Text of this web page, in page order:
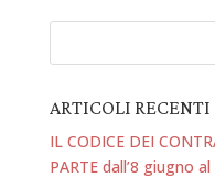
ARTICOLI RECENTI
IL CODICE DEI
PARTE dall’8 giugno